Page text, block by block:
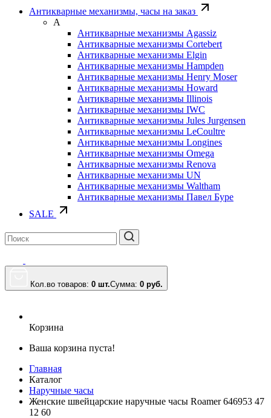
Антикварные механизмы, часы на заказ
А
Антикварные механизмы Agassiz
Антикварные механизмы Cortebert
Антикварные механизмы Elgin
Антикварные механизмы Hampden
Антикварные механизмы Henry Moser
Антикварные механизмы Howard
Антикварные механизмы Illinois
Антикварные механизмы IWC
Антикварные механизмы Jules Jurgensen
Антикварные механизмы LeCoultre
Антикварные механизмы Longines
Антикварные механизмы Omega
Антикварные механизмы Renova
Антикварные механизмы UN
Антикварные механизмы Waltham
Антикварные механизмы Павел Буре
SALE
Кол.во товаров: 0 шт.Сумма: 0 руб.
Корзина
Ваша корзина пуста!
Главная
Каталог
Наручные часы
Женские швейцарские наручные часы Roamer 646953 47
12 60